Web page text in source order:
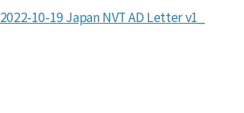
2022-10-19 Japan NVT AD Letter v1_